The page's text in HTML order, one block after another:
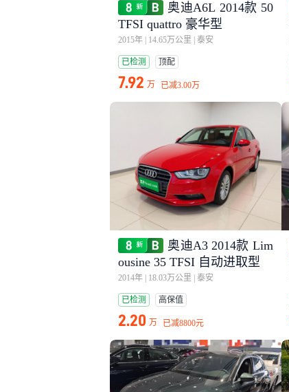
奥迪A6L 2014款 50
TFSI quattro 豪华型
2015年 14.65万公里 泰安
已检测 顶配
7.92 万 已减3.00万
奥迪A3 2014款 Lim
ousine 35 TFSI 自动进取型
2014年 18.03万公里 泰安
已检测 高保值
2.20 万 已减8800元